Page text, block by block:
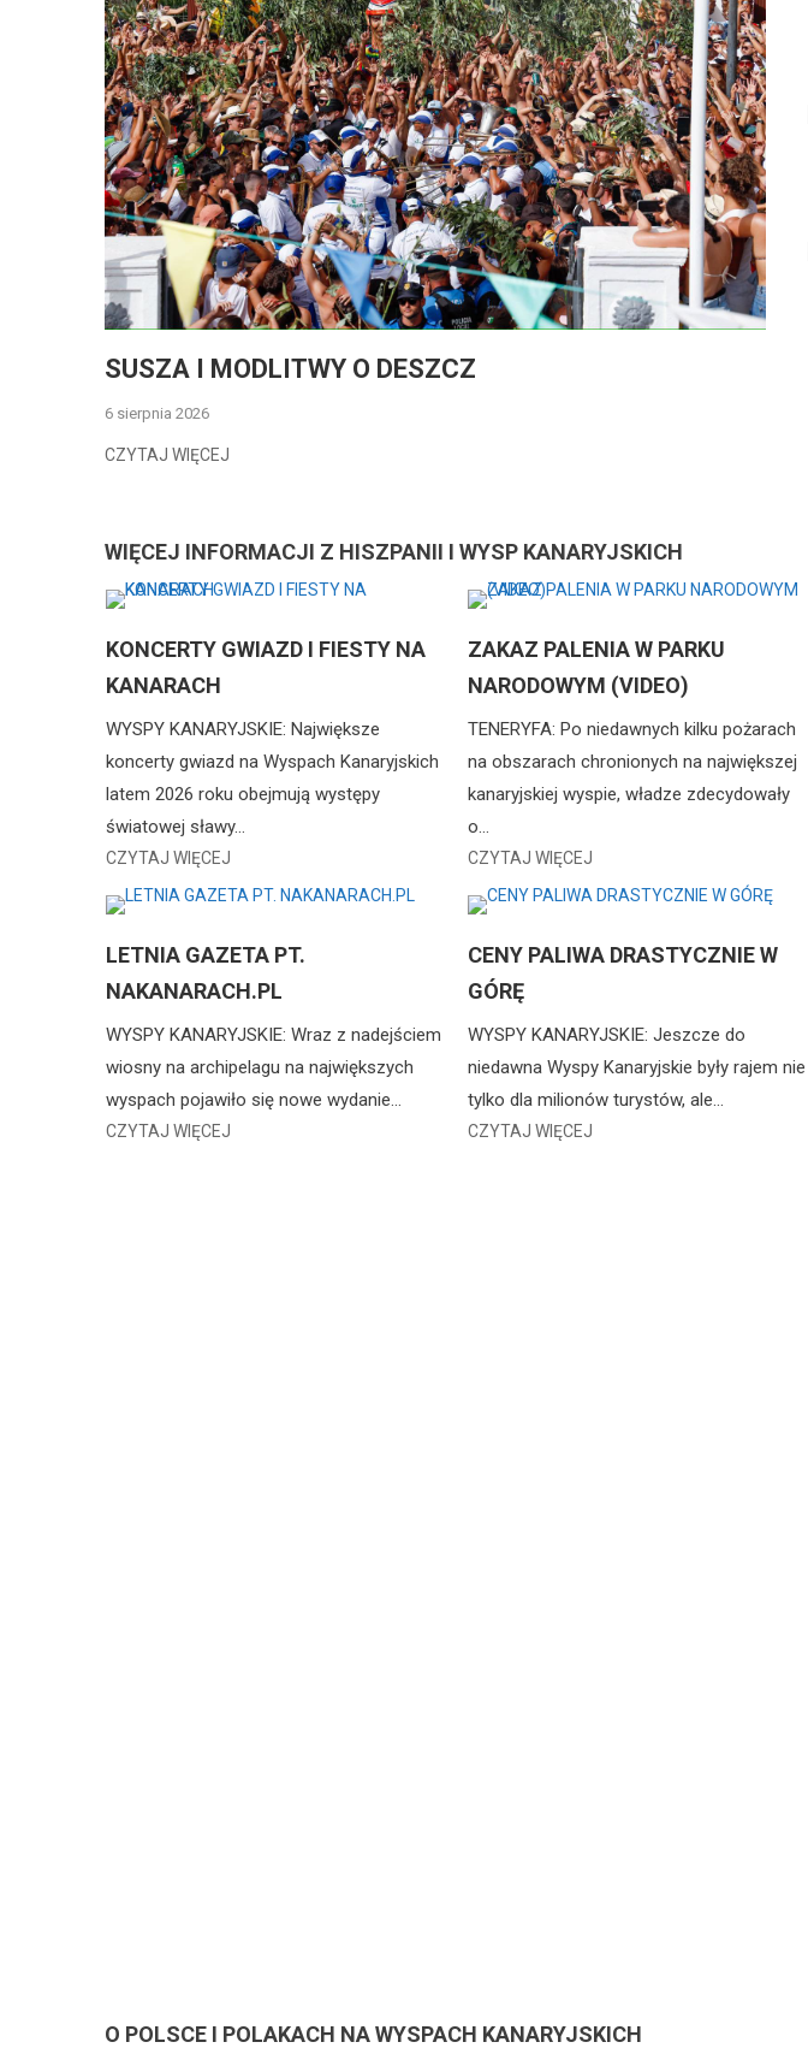
SUSZA I MODLITWY O DESZCZ
6 sierpnia 2026
CZYTAJ WIĘCEJ
WIĘCEJ INFORMACJI Z HISZPANII I WYSP KANARYJSKICH
KONCERTY GWIAZD I FIESTY NA
KANARACH
WYSPY KANARYJSKIE: Największe
koncerty gwiazd na Wyspach Kanaryjskich
latem 2026 roku obejmują występy
światowej sławy…
CZYTAJ WIĘCEJ
ZAKAZ PALENIA W PARKU
NARODOWYM (VIDEO)
TENERYFA: Po niedawnych kilku pożarach
na obszarach chronionych na największej
kanaryjskiej wyspie, władze zdecydowały
o…
CZYTAJ WIĘCEJ
LETNIA GAZETA PT.
NAKANARACH.PL
WYSPY KANARYJSKIE: Wraz z nadejściem
wiosny na archipelagu na największych
wyspach pojawiło się nowe wydanie…
CZYTAJ WIĘCEJ
CENY PALIWA DRASTYCZNIE W
GÓRĘ
WYSPY KANARYJSKIE: Jeszcze do
niedawna Wyspy Kanaryjskie były rajem nie
tylko dla milionów turystów, ale…
CZYTAJ WIĘCEJ
O POLSCE I POLAKACH NA WYSPACH KANARYJSKICH